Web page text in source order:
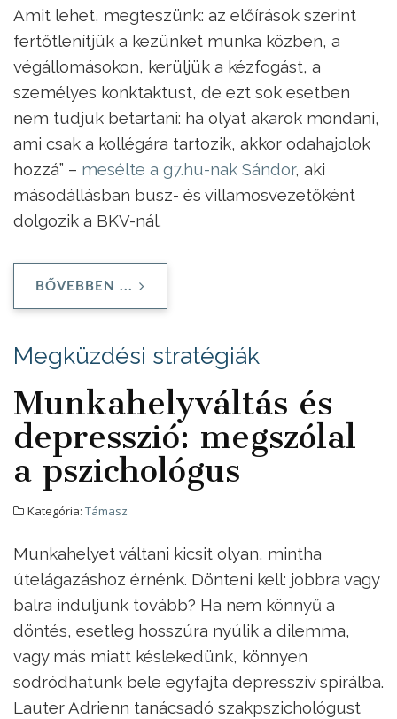
Amit lehet, megteszünk: az előírások szerint
fertőtlenítjük a kezünket munka közben, a
végállomásokon, kerüljük a kézfogást, a
személyes konktaktust, de ezt sok esetben
nem tudjuk betartani: ha olyat akarok mondani,
ami csak a kollégára tartozik, akkor odahajolok
hozzá” – mesélte a g7.hu-nak Sándor, aki
másodállásban busz- és villamosvezetőként
dolgozik a BKV-nál.
BŐVEBBEN ...
Megküzdési stratégiák
Munkahelyváltás és
depresszió: megszólal
a pszichológus
Kategória: Támasz
Munkahelyet váltani kicsit olyan, mintha
útelágazáshoz érnénk. Dönteni kell: jobbra vagy
balra induljunk tovább? Ha nem könnyű a
döntés, esetleg hosszúra nyúlik a dilemma,
vagy más miatt késlekedünk, könnyen
sodródhatunk bele egyfajta depresszív spirálba.
Lauter Adrienn tanácsadó szakpszichológust